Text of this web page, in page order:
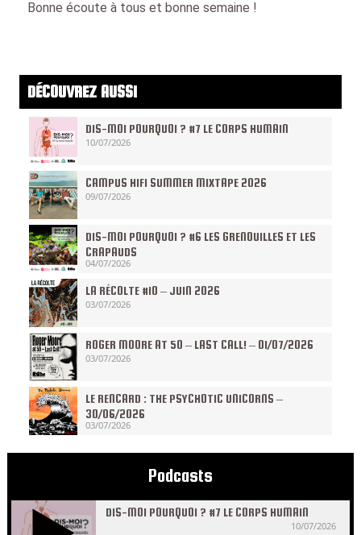
Bonne écoute à tous et bonne semaine !
DÉCOUVREZ AUSSI
DIS-MOI POURQUOI ? #7 LE CORPS HUMAIN
10/07/2026
CAMPUS HIFI SUMMER MIXTAPE 2026
09/07/2026
DIS-MOI POURQUOI ? #6 LES GRENOUILLES ET LES
CRAPAUDS
04/07/2026
LA RÉCOLTE #10 – JUIN 2026
03/07/2026
ROGER MOORE AT 50 – LAST CALL! – 01/07/2026
03/07/2026
LE RENCARD : THE PSYCHOTIC UNICORNS –
30/06/2026
03/07/2026
Podcasts
DIS-MOI POURQUOI ? #7 LE CORPS HUMAIN
10/07/2026